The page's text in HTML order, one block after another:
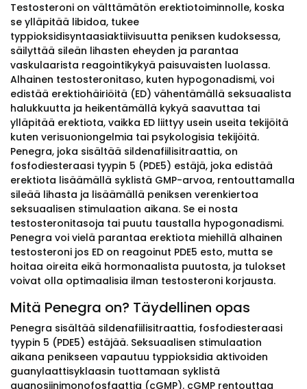
Testosteroni on välttämätön erektiotoiminnolle, koska
se ylläpitää libidoa, tukee
typpioksidisyntaasiaktiivisuutta peniksen kudoksessa,
säilyttää sileän lihasten eheyden ja parantaa
vaskulaarista reagointikykyä paisuvaisten luolassa.
Alhainen testosteronitaso, kuten hypogonadismi, voi
edistää erektiohäiriöitä (ED) vähentämällä seksuaalista
halukkuutta ja heikentämällä kykyä saavuttaa tai
ylläpitää erektiota, vaikka ED liittyy usein useita tekijöitä
kuten verisuoniongelmia tai psykologisia tekijöitä.
Penegra, joka sisältää sildenafiilisitraattia, on
fosfodiesteraasi tyypin 5 (PDE5) estäjä, joka edistää
erektiota lisäämällä syklistä GMP-arvoa, rentouttamalla
sileää lihasta ja lisäämällä peniksen verenkiertoa
seksuaalisen stimulaation aikana. Se ei nosta
testosteronitasoja tai puutu taustalla hypogonadismi.
Penegra voi vielä parantaa erektiota miehillä alhainen
testosteroni jos ED on reagoinut PDE5 esto, mutta se
hoitaa oireita eikä hormonaalista puutosta, ja tulokset
voivat olla optimaalisia ilman testosteroni korjausta.
Mitä Penegra on? Täydellinen opas
Penegra sisältää sildenafiilisitraattia, fosfodiesteraasi
tyypin 5 (PDE5) estäjää. Seksuaalisen stimulaation
aikana penikseen vapautuu typpioksidia aktivoiden
guanylaattisyklaasin tuottamaan syklistä
guanosiinimonofosfaattia (cGMP). cGMP rentouttaa